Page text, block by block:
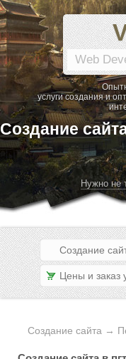
Web
услуги создания и
Создание
Нужно не
Создание
Цены и заказ
Создание сайта →